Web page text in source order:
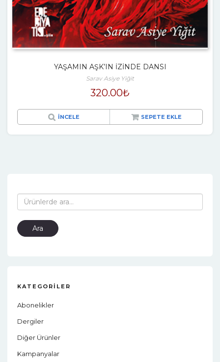
YAŞAMIN AŞK’IN İZİNDE DANSI
Sarav Asiye Yiğit
320.00₺
İNCELE SEPETE EKLE
Ara:
Ara
KATEGORILER
Abonelikler
Dergiler
Diğer Ürünler
Kampanyalar